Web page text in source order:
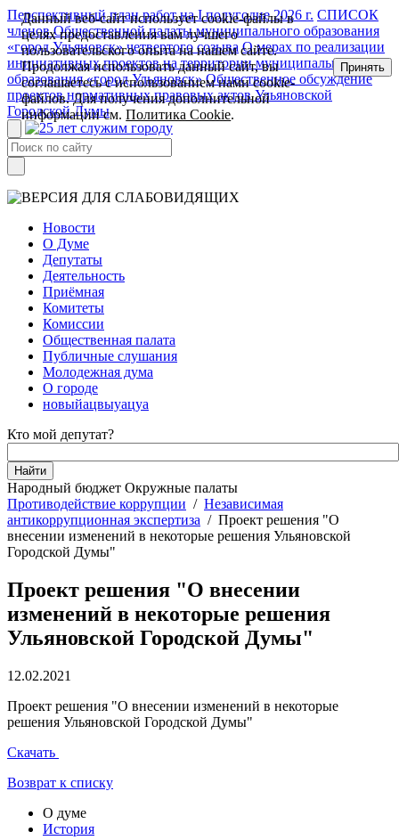
Перспективный план работ на I полугодие 2026 г. СПИСОК
членов Общественной палаты муниципального образования
«город Ульяновск» четвертого созыва О мерах по реализации
инициативных проектов на территории муниципального
образования «город Ульяновск» Общественное обсуждение
проектов нормативных правовых актов Ульяновской
Городской Думы
Новости
О Думе
Депутаты
Деятельность
Приёмная
Комитеты
Комиссии
Общественная палата
Публичные слушания
Молодежная дума
О городе
новыйацвыуацуа
Кто мой депутат?
Народный бюджет Окружные палаты
Противодействие коррупции / Независимая
антикоррупционная экспертиза / Проект решения "О
внесении изменений в некоторые решения Ульяновской
Городской Думы"
Проект решения "О внесении
изменений в некоторые решения
Ульяновской Городской Думы"
12.02.2021
Проект решения "О внесении изменений в некоторые
решения Ульяновской Городской Думы"
Скачать
Возврат к списку
О думе
История
Данный веб-сайт использует cookie-файлы в
целях предоставления вам лучшего
пользовательского опыта на нашем сайте.
Продолжая использовать данный сайт, вы
соглашаетесь с использованием нами cookie-
файлов. Для получения дополнительной
информации см.Политика Cookie.
Принять